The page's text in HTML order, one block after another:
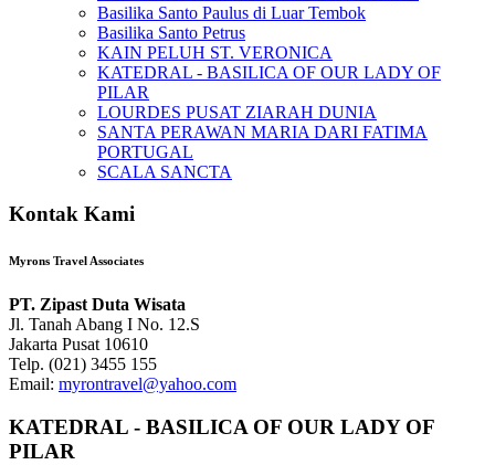
Basilika Santo Paulus di Luar Tembok
Basilika Santo Petrus
KAIN PELUH ST. VERONICA
KATEDRAL - BASILICA OF OUR LADY OF
PILAR
LOURDES PUSAT ZIARAH DUNIA
SANTA PERAWAN MARIA DARI FATIMA
PORTUGAL
SCALA SANCTA
Kontak Kami
Myrons Travel Associates
PT. Zipast Duta Wisata
Jl. Tanah Abang I No. 12.S
Jakarta Pusat 10610
Telp. (021) 3455 155
Email: myrontravel@yahoo.com
KATEDRAL - BASILICA OF OUR LADY OF
PILAR